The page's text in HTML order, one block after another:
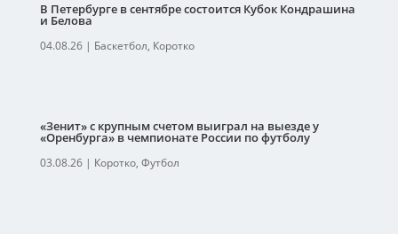
В Петербурге в сентябре состоится Кубок Кондрашина
и Белова
04.08.26| Баскетбол, Коротко
«Зенит» с крупным счетом выиграл на выезде у
«Оренбурга» в чемпионате России по футболу
03.08.26| Коротко, Футбол